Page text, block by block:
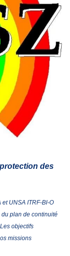
et son parti
large victoire,
des
et UNSA ITRF-BI-O
plan de continuité
objectifs
missions